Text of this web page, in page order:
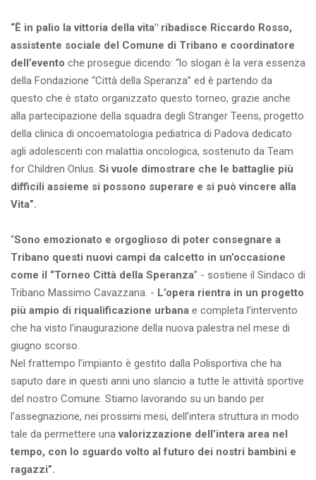
“È in palio la vittoria della vita" ribadisce Riccardo Rosso,
assistente sociale del Comune di Tribano e coordinatore
dell’evento che prosegue dicendo: “lo slogan è la vera essenza
della Fondazione “Città della Speranza” ed è partendo da
questo che è stato organizzato questo torneo, grazie anche
alla partecipazione della squadra degli Stranger Teens, progetto
della clinica di oncoematologia pediatrica di Padova dedicato
agli adolescenti con malattia oncologica, sostenuto da Team
for Children Onlus. Si vuole dimostrare che le battaglie più
difficili assieme si possono superare e si può vincere alla
Vita”.
“Sono emozionato e orgoglioso di poter consegnare a
Tribano questi nuovi campi da calcetto in un’occasione
come il “Torneo Città della Speranza” - sostiene il Sindaco di
Tribano Massimo Cavazzana. - L’opera rientra in un progetto
più ampio di riqualificazione urbana e completa l’intervento
che ha visto l’inaugurazione della nuova palestra nel mese di
giugno scorso.
Nel frattempo l’impianto è gestito dalla Polisportiva che ha
saputo dare in questi anni uno slancio a tutte le attività sportive
del nostro Comune. Stiamo lavorando su un bando per
l’assegnazione, nei prossimi mesi, dell’intera struttura in modo
tale da permettere unavalorizzazione dell’intera area nel
tempo, con lo sguardo volto al futuro dei nostri bambini e
ragazzi”.